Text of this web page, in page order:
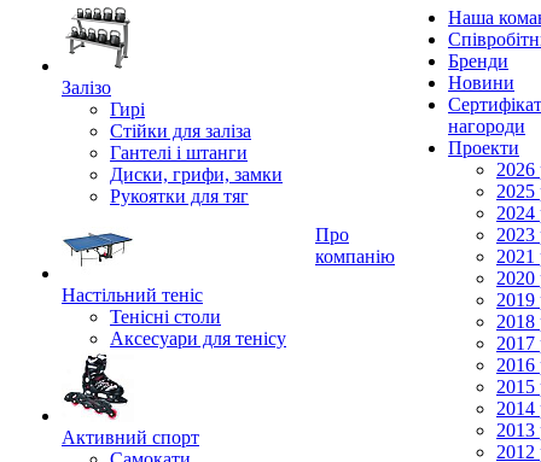
Залізо
Гирі
Стійки для заліза
Гантелі і штанги
Диски, грифи, замки
Рукоятки для тяг
Настільний теніс
Тенісні столи
Аксесуари для тенісу
Активний спорт
Про
компанію
Наша
Бренди
Новини
нагороди
Проекти
2026
2025
2024
2023
2021
2020
2019
2018
2017
2016
2015
2014
2013
2012